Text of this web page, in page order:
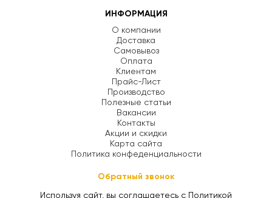
ИНФОРМАЦИЯ
О компании
Доставка
Самовывоз
Оплата
Клиентам
Прайс-Лист
Производство
Полезные статьи
Вакансии
Контакты
Акции и скидки
Карта сайта
Политика конфеденциальности
Обратный звонок
Используя сайт, вы соглашаетесь с Политикой